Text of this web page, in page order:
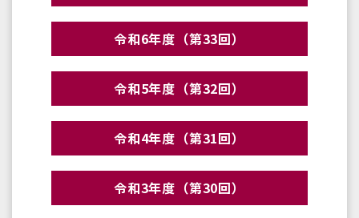
令和6年度（第33回）
令和5年度（第32回）
令和4年度（第31回）
令和3年度（第30回）